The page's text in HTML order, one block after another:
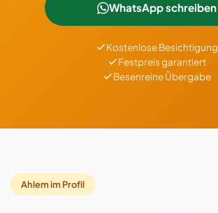
WhatsApp schreiben
Kostenlose Besichtigung
Festpreis garantiert
Besenreine Übergabe
Ahlem im Profil